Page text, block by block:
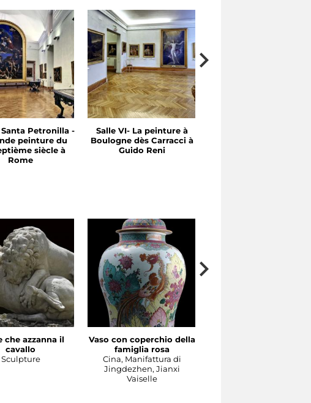
Santa Petronilla -
peinture du
siècle à
Rome
Salle VI- La peinture à
Boulogne dès Carracci à
Guido Reni
che azzanna il
cavallo
Sculpture
Vaso con coperchio della
famiglia rosa
Cina, Manifattura di
Jingdezhen, Jianxi
Vaiselle